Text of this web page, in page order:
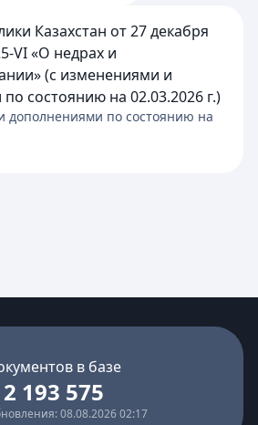
Казахстан от 27 декабря
VI «О недрах и
(с изменениями и
состоянию на 02.03.2026 г.)
дополнениями по состоянию на
в базе
2 193 575
08.08.2026 02:17